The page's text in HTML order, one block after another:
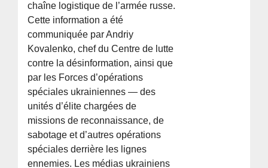
chaîne logistique de l’armée russe.
Cette information a été
communiquée par Andriy
Kovalenko, chef du Centre de lutte
contre la désinformation, ainsi que
par les Forces d’opérations
spéciales ukrainiennes — des
unités d’élite chargées de
missions de reconnaissance, de
sabotage et d’autres opérations
spéciales derrière les lignes
ennemies. Les médias ukrainiens